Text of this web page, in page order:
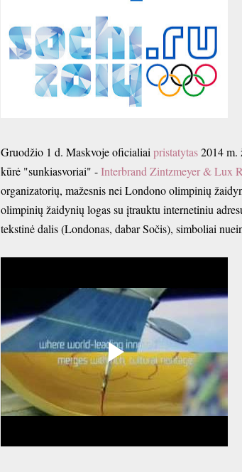
Gruodžio 1 d. Maskvoje oficialiai pristatytas2014 m.
kūrė "sunkiasvoriai" -Interbrand Zintzmeyer & Lux
organizatorių, mažesnis nei Londono olimpinių
olimpinių žaidynių logas su įtrauktu internetiniu
tekstinė dalis (Londonas, dabar Sočis), simboliai